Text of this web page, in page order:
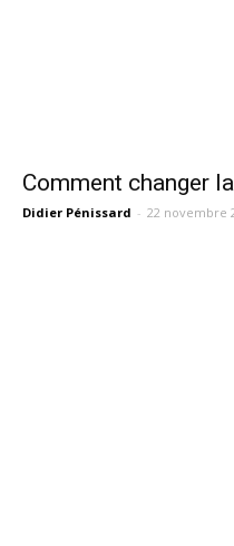
Comment changer
Didier Pénissard - 22 novembre